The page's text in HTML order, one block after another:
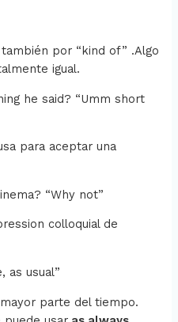
por “kind of” .Algo
igual.
he said? “Umm short
para aceptar una
“Why not”
colloquial de
as usual”
parte del tiempo.